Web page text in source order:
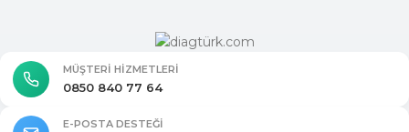
MÜŞTERI HIZMETLERI
0850 840 77 64
E-POSTA DESTEĞI